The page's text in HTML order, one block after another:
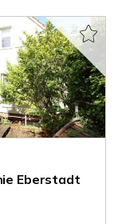
Eberstadt